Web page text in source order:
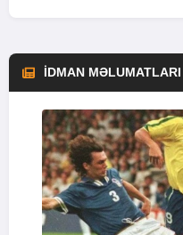
İDMAN MƏLUMATLARI